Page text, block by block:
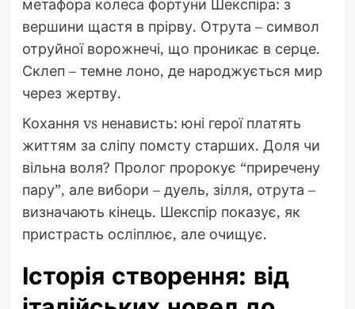
метафора колеса фортуни Шекспіра: з
вершини щастя в прірву. Отрута – символ
отруйної ворожнечі, що проникає в серце.
Склеп – темне лоно, де народжується мир
через жертву.
Кохання vs ненависть: юні герої платять
життям за сліпу помсту старших. Доля чи
вільна воля? Пролог пророкує “приречену
пару”, але вибори – дуель, зілля, отрута –
визначають кінець. Шекспір показує, як
пристрасть осліплює, але очищує.
Історія створення: від